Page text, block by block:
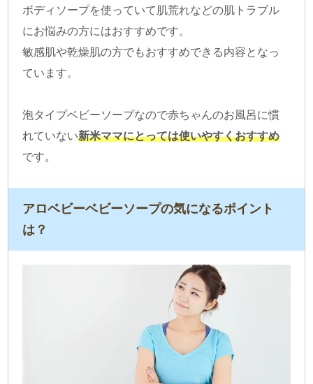
ボディソープを使っていて肌荒れなどの肌トラブル
にお悩みの方にはおすすめです。
敏感肌や乾燥肌の方でもおすすめできる内容となっ
ています。
泡タイプベビーソープなので赤ちゃんのお風呂に慣
れていない新米ママにとっては使いやすくおすすめ
です。
アロベビーベビーソープの気になるポイント
は？